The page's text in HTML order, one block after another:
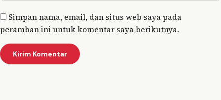
Simpan nama, email, dan situs web saya pada
peramban ini untuk komentar saya berikutnya.